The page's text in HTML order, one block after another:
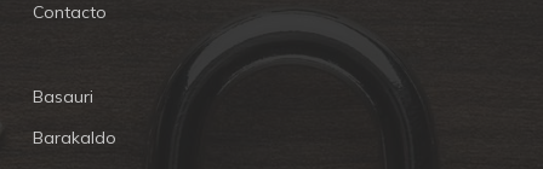
Contacto
Basauri
Barakaldo